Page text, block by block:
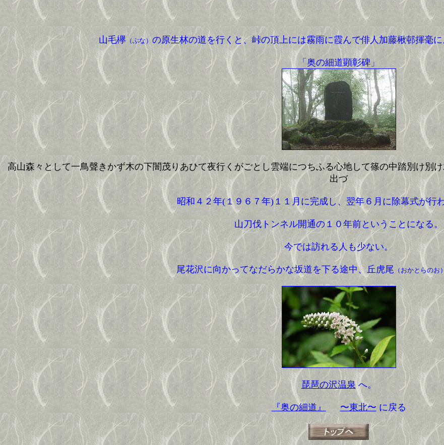
山毛欅（ぶな）の原生林の道を行くと、峠の頂上には霧雨に霞んで俳人加藤楸邨揮毫
「奥の細道顕彰碑」
高山森々として一鳥聲きかず木の下闇茂りあひて夜行くがごとし雲端につちふる心地して篠の中踏別け別
出づ
昭和４２年(１９６７年)１１月に完成し、翌年６月に除幕式が行
山刀伐トンネル開通の１０年前ということになる。
今では訪れる人も少ない。
尾花沢に向かってなだらかな坂道を下る途中、丘虎尾 （おかとらのお）
琵琶の沢温泉へ。
『奥の細道』 〜東北〜 に戻る